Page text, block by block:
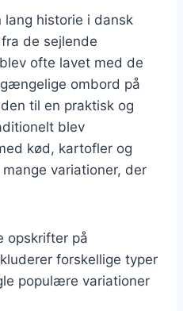
lang historie i dansk
de sejlende
ofte lavet med de
ombord på
til en praktisk og
blev
kød, kartofler og
variationer, der
opskrifter på
forskellige typer
populære variationer